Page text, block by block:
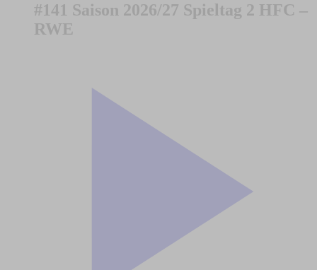
#141 Saison 2026/27 Spieltag 2 HFC –
RWE